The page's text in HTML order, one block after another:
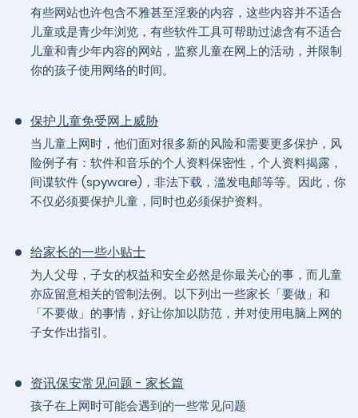
有些网站也许包含不雅甚至淫亵的内容，这些内容并不适合
儿童或是青少年浏览，有些软件工具可帮助过滤含有不适合
儿童和青少年内容的网站，监察儿童在网上的活动，并限制
你的孩子使用网络的时间。
保护儿童免受网上威胁
当儿童上网时，他们面对很多新的风险和需要更多保护，风
险例子有：软件和音乐的个人资料保密性，个人资料揭露，
间谍软件 (spyware)，非法下载，滥发电邮等等。因此，你
不仅必须要保护儿童，同时也必须保护资料。
给家长的一些小贴士
为人父母，子女的权益和安全必然是你最关心的事，而儿童
亦应留意相关的管制法例。以下列出一些家长「要做」和
「不要做」的事情，好让你加以防范，并对使用电脑上网的
子女作出指引。
资讯保安常见问题 - 家长篇
孩子在上网时可能会遇到的一些常见问题